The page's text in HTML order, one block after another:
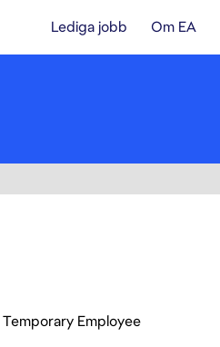
Lediga jobb Om EA
Temporary Employee